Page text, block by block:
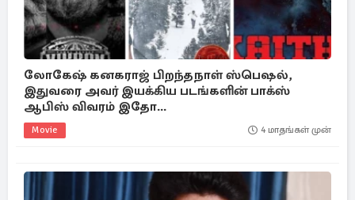
லோகேஷ் கனகராஜ் பிறந்தநாள் ஸ்பெஷல்,
இதுவரை அவர் இயக்கிய படங்களின் பாக்ஸ்
ஆபிஸ் விவரம் இதோ...
Movie 4 மாதங்கள் முன்